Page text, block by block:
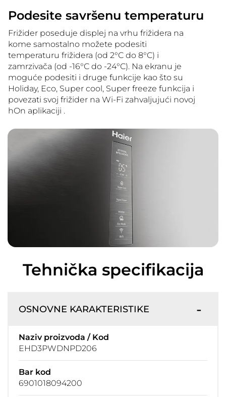
Podesite savršenu temperaturu
Frižider poseduje displej na vrhu frižidera na
kome samostalno možete podesiti
temperaturu frižidera (od 2°C do 8°C) i
zamrzivača (od -16°C do -24°C). Na ekranu je
moguće podesiti i druge funkcije kao što su
Holiday, Eco, Super cool, Super freeze funkcija i
povezati svoj frižider na Wi-Fi zahvaljujući novoj
hOn aplikaciji .
Tehnička specifikacija
OSNOVNE KARAKTERISTIKE
Naziv proizvoda / Kod
EHD3PWDNPD206
Bar kod
6901018094200